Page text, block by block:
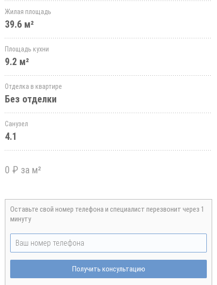
Жилая площадь
39.6 м²
Площадь кухни
9.2 м²
Отделка в квартире
Без отделки
Санузел
4.1
0 ₽ за м²
Оставьте свой номер телефона и специалист перезвонит через 1
минуту
Получить консультацию